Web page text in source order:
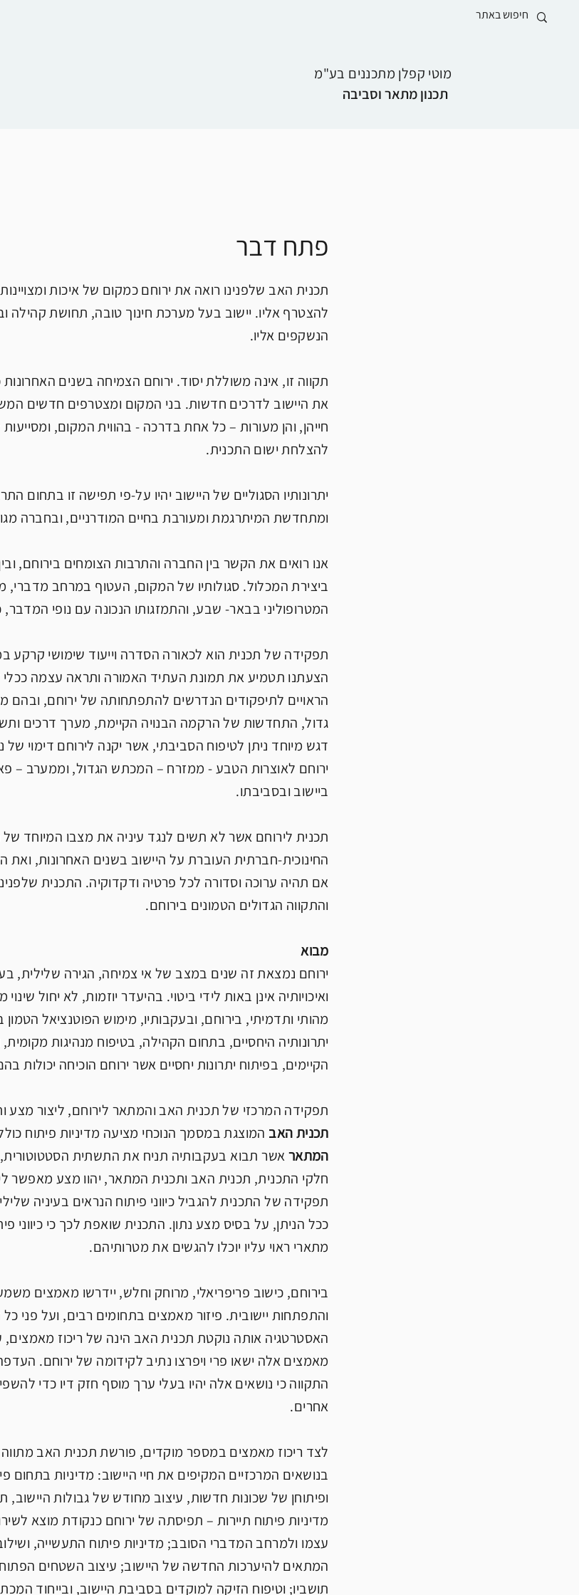
מוטי קפלן מתכננים בע"מ
תכנון מתאר וסביבה
פתח דבר
תכנית האב שלפנינו רואה את ירוחם כמקום של איכות
להצטרף אליו. יישוב בעל מערכת חינוך טובה, תחושת קהילה
הנשקפים אליו.
תקווה זו, אינה משוללת יסוד. ירוחם הצמיחה בשנים
את היישוב לדרכים חדשות. בני המקום ומצטרפים חדשים
חייהן, והן מעורות – כל אחת בדרכה - בהווית המקום,
להצלחת ישום התכנית.
יתרונותיו הסגוליים של היישוב יהיו על-פי תפישה זו בתחום
ומתחדשת המיתרגמת ומעורבת בחיים המודרניים, ובחברה
אנו רואים את הקשר בין החברה והתרבות הצומחים בירוחם,
ביצירת המכלול. סגולותיו של המקום, העטוף במרחב מדברי,
המטרופוליני בבאר- שבע, והתמזגותו הנכונה עם נופי המדבר,
תפקידה של תכנית הוא לכאורה הסדרה וייעוד שימושי
הצעתנו תטמיע את תמונת העתיד האמורה ותראה עצמה
הראויים לתיפקודים הנדרשים להתפתחותה של ירוחם, ובהם
גדול, התחדשות של הרקמה הבנויה הקיימת, מערך דרכים
דגש מיוחד ניתן לטיפוח הסביבתי, אשר יקנה לירוחם דימוי
ירוחם לאוצרות הטבע - ממזרח – המכתש הגדול, וממערב –
ביישוב ובסביבתו.
תכנית לירוחם אשר לא תשים לנגד עיניה את מצבו המיוחד של
החינוכית-חברתית העוברת על היישוב בשנים האחרונות,
אם תהיה ערוכה וסדורה לכל פרטיה ודקדוקיה. התכנית
והתקווה הגדולים הטמונים בירוחם.
מבוא
ירוחם נמצאת זה שנים במצב של אי צמיחה, הגירה שלילית,
ואיכויותיה אינן באות לידי ביטוי. בהיעדר יוזמות, לא יחול
מהותי ותדמיתי, בירוחם, ובעקבותיו, מימוש הפוטנציאל
יתרונותיה היחסיים, בתחום הקהילה, בטיפוח מנהיגות
הקיימים, בפיתוח יתרונות יחסיים אשר ירוחם הוכיחה
תפקידה המרכזי של תכנית האב והמתאר לירוחם, ליצור מצע
תכנית האב המוצגת במסמך הנוכחי מציעה מדיניות פיתוח
המתאראשר תבוא בעקבותיה תניח את התשתית
חלקי התכנית, תכנית האב ותכנית המתאר, יהוו מצע מאפשר
תפקידה של התכנית להגביל כיווני פיתוח הנראים בעיניה
ככל הניתן, על בסיס מצע נתון. התכנית שואפת לכך כי כיווני
מתארי ראוי עליו יוכלו להגשים את מטרותיהם.
בירוחם, כישוב פריפריאלי, מרוחק וחלש, יידרשו מאמצים
והתפתחות יישובית. פיזור מאמצים בתחומים רבים, ועל פני
האסטרטגיה אותה נוקטת תכנית האב הינה של ריכוז
מאמצים אלה ישאו פרי ויפרצו נתיב לקידומה של ירוחם.
התקווה כי נושאים אלה יהיו בעלי ערך מוסף חזק דיו כדי
אחרים.
לצד ריכוז מאמצים במספר מוקדים, פורשת תכנית האב
בנושאים המרכזיים המקיפים את חיי היישוב: מדיניות בתחום
ופיתוחן של שכונות חדשות, עיצוב מחודש של גבולות
מדיניות פיתוח תיירות – תפיסתה של ירוחם כנקודת מוצא
עצמו ולמרחב המדברי הסובב; מדיניות פיתוח התעשייה,
המתאים להיערכות החדשה של היישוב; עיצוב השטחים
תושביו; וטיפוח הזיקה למוקדים בסביבת היישוב, ובייחוד